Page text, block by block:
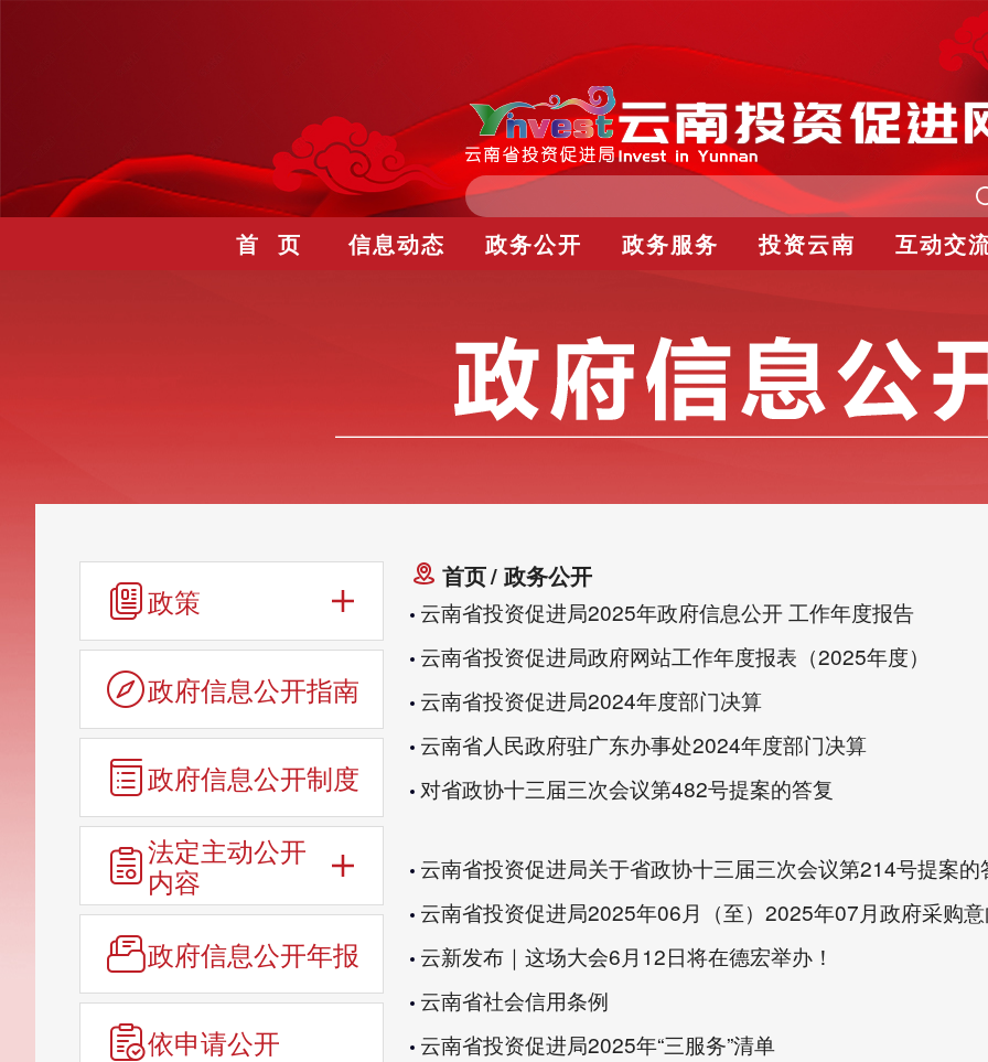
首 页 信息动态 政务公开 政务服务 投资云南 互动交
政策
政府信息公开指南
政府信息公开制度
法定主动公开
内容
政府信息公开年报
依申请公开
首页 政务公开
云南省投资促进局2025年政府信息公开 工作年度报告
云南省投资促进局政府网站工作年度报表（2025年度）
云南省投资促进局2024年度部门决算
云南省人民政府驻广东办事处2024年度部门决算
对省政协十三届三次会议第482号提案的答复
云南省投资促进局关于省政协十三届三次会议第214号提案的
云南省投资促进局2025年06月（至）2025年07月政府采购
云新发布｜这场大会6月12日将在德宏举办！
云南省社会信用条例
云南省投资促进局2025年“三服务”清单